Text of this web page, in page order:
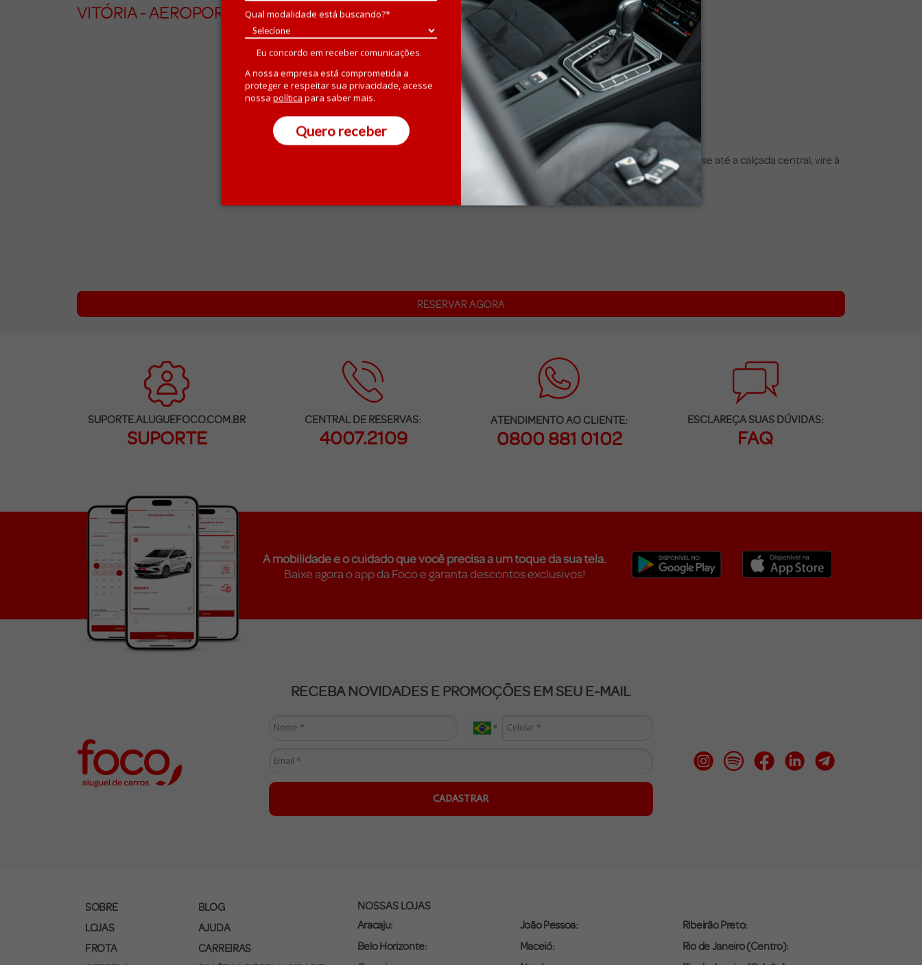
Qual modalidade está buscando?*
Eu concordo em receber comunicações.
A nossa empresa está comprometida a
proteger e respeitar sua privacidade, acesse
nossa política para saber mais.
Quero receber
VITÓRIA - AEROPORTO (VIX)
Vitória - Aeroporto (VIX)
R. Aldomário Soares Pinto, 181, Jabour, Vitória , ES, Brasil
Tel:
24h
Ao sair do desembarque, vire à esquerda e siga até a área externa. Atravesse até a calçada central, vire à
esquerda e aguarde o transfer próximo à placa de vans e micro-ônibus.
RESERVAR AGORA
SUPORTE.ALUGUEFOCO.COM.BR
SUPORTE
CENTRAL DE RESERVAS:
4007.2109
ATENDIMENTO AO CLIENTE:
0800 881 0102
ESCLAREÇA SUAS DÚVIDAS:
FAQ
A mobilidade e o cuidado que você precisa a um toque da sua tela.
Baixe agora o app da Foco e garanta descontos exclusivos!
RECEBA NOVIDADES E PROMOÇÕES EM SEU E-MAIL
CADASTRAR
SOBRE
LOJAS
FROTA
BLOG
AJUDA
CARREIRAS
NOSSAS LOJAS
Aracaju:
Belo Horizonte:
João Pessoa:
Maceió:
Ribeirão Preto:
Rio de Janeiro (Centro):